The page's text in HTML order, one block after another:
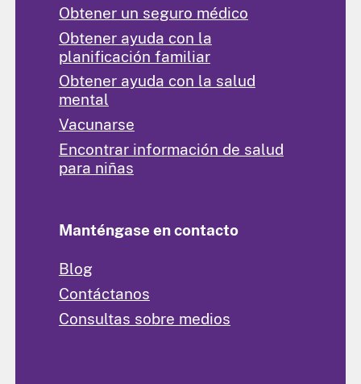
Obtener un seguro médico
Obtener ayuda con la
planificación familiar
Obtener ayuda con la salud
mental
Vacunarse
Encontrar información de salud
para niñas
Manténgase en contacto
Blog
Contáctanos
Consultas sobre medios